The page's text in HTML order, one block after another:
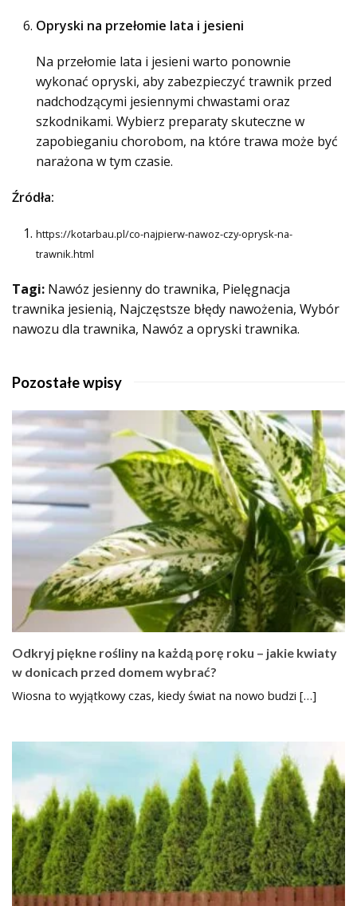
Opryski na przełomie lata i jesieni
Na przełomie lata i jesieni warto ponownie
wykonać opryski, aby zabezpieczyć trawnik przed
nadchodzącymi jesiennymi chwastami oraz
szkodnikami. Wybierz preparaty skuteczne w
zapobieganiu chorobom, na które trawa może być
narażona w tym czasie.
Źródła:
https://kotarbau.pl/co-najpierw-nawoz-czy-oprysk-na-
trawnik.html
Tagi: Nawóz jesienny do trawnika, Pielęgnacja
trawnika jesienią, Najczęstsze błędy nawożenia, Wybór
nawozu dla trawnika, Nawóz a opryski trawnika.
Pozostałe wpisy
Odkryj piękne rośliny na każdą porę roku – jakie kwiaty
w donicach przed domem wybrać?
Wiosna to wyjątkowy czas, kiedy świat na nowo budzi […]